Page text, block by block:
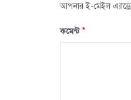
আপনার ই-মেইল
কমেন্ট*